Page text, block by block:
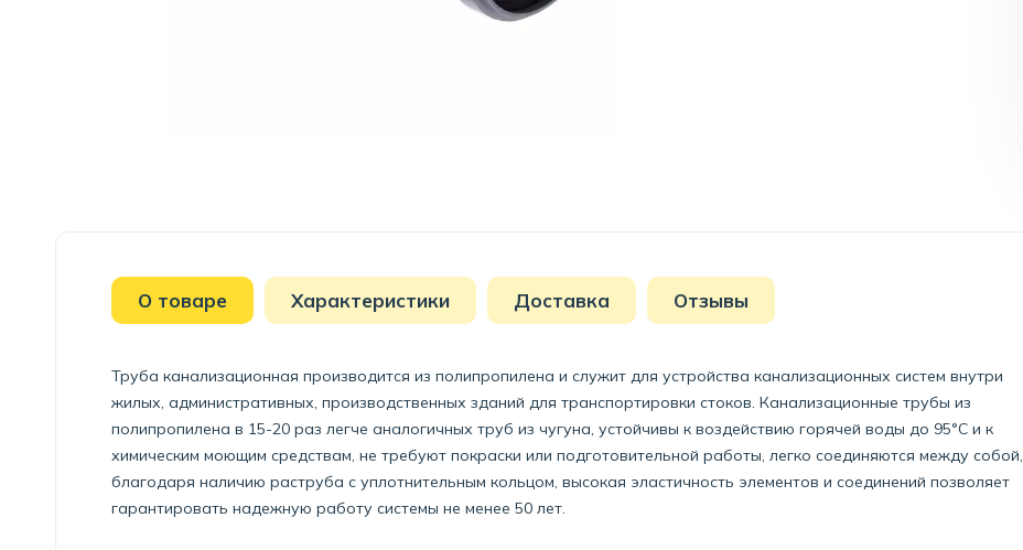
О товаре Характеристики Доставка Отзывы
Труба канализационная производится из полипропилена и служит для устройства канализационных систем внутри
жилых, административных, производственных зданий для транспортировки стоков. Канализационные трубы из
полипропилена в 15-20 раз легче аналогичных труб из чугуна, устойчивы к воздействию горячей воды до 95°C и к
химическим моющим средствам, не требуют покраски или подготовительной работы, легко соединяются между собой,
благодаря наличию раструба с уплотнительным кольцом, высокая эластичность элементов и соединений позволяет
гарантировать надежную работу системы не менее 50 лет.